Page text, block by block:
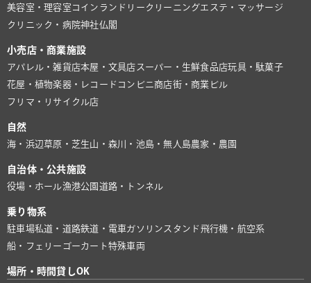
美容室・理容室 コインランドリー クリーニングエステ・マッサージ
クリニック・病院神社仏閣
小売店・商業施設
アパレル・雑貨店本屋・文具店 スーパー・生鮮食品店玩具・駄菓子
花屋・植物楽器・レコード コンビニ商店街・商業ビル
フリマ・リサイクル店
自然
海・浜辺 草原・芝生山・森川・池島・無人島農家・農園
自治体・公共施設
役場・ホール漁港公園 道路・トンネル
乗り物系
駐車場私道・道路鉄道・電車 ガソリンスタンド 飛行機・航空系
船・フェリー ゴーカート特殊車両
場所・時間貸しOK